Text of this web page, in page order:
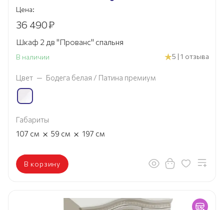
Цена:
36 490₽
Шкаф 2 дв "Прованс" спальня
В наличии 5 | 1 отзыва
Цвет — Бодега белая / Патина премиум
Габариты
107 см × 59 см × 197 см
В корзину